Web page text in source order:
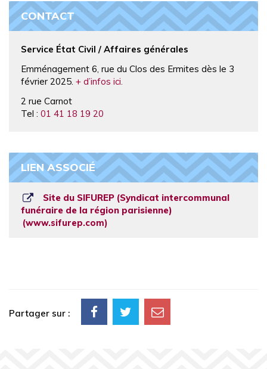
CONTACT
Service État Civil / Affaires générales
Emménagement 6, rue du Clos des Ermites dès le 3
février 2025. + d’infos ici.
2 rue Carnot
Tel : 01 41 18 19 20
LIEN ASSOCIÉ
Site du SIFUREP (Syndicat intercommunal
funéraire de la région parisienne)
www.sifurep.com
Partager sur :